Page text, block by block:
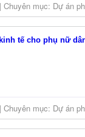
mục: Dự án
tế cho phụ nữ
mục: Dự án